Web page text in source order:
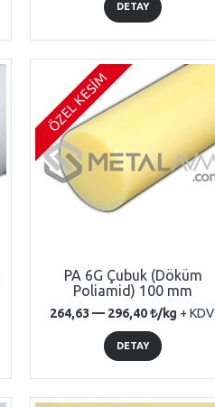
DETAY
ÖZEL KESİM
PA 6G Çubuk (Döküm
Poliamid) 100 mm
264,63 — 296,40 /kg + KDV
DETAY